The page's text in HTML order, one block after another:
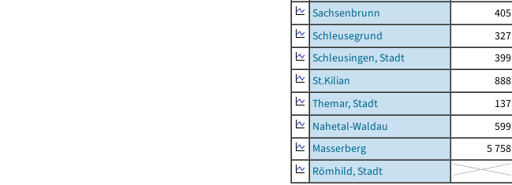
Sachsenbrunn
405
Schleusegrund
327
Schleusingen, Stadt
399
St.Kilian
888
Themar, Stadt
137
Nahetal-Waldau
599
Masserberg
5 758
Römhild, Stadt